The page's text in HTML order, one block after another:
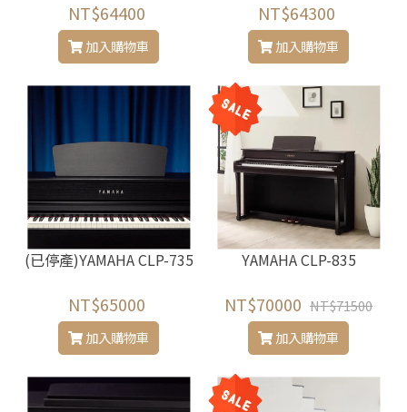
NT$64400
加入購物車
NT$64300
加入購物車
(已停產)YAMAHA CLP-735
NT$65000
加入購物車
YAMAHA CLP-835
NT$70000 NT$71500
加入購物車